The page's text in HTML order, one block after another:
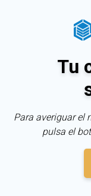
Tu
Para averiguar el
pulsa el